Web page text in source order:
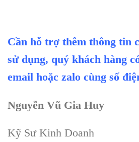
Cần hỗ trợ thêm thông tin
sử dụng, quý khách hàng
email hoặc zalo cùng số
Nguyễn Vũ Gia Huy
Kỹ Sư Kinh Doanh